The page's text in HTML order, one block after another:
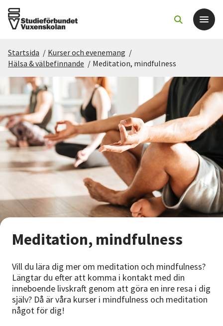
Det här gör vi
För dig som
Sök kurser och evenemang
Om SV
Starta studiecirkel
Cirkelledare
Lyssna
Startsida / Kurser och evenemang /
Hälsa & välbefinnande / Meditation, mindfulness
Meditation, mindfulness
Vill du lära dig mer om meditation och mindfulness?
Längtar du efter att komma i kontakt med din
inneboende livskraft genom att göra en inre resa i dig
själv? Då är våra kurser i mindfulness och meditation
något för dig!